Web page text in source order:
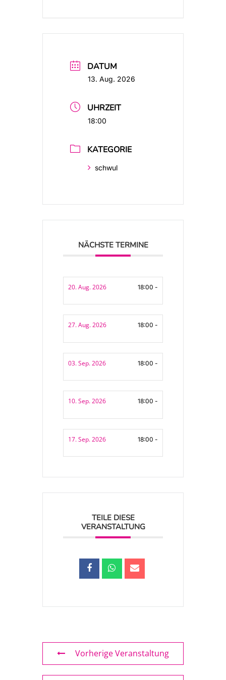
DATUM
13. Aug. 2026
UHRZEIT
18:00
KATEGORIE
schwul
NÄCHSTE TERMINE
20. Aug. 2026 18:00 -
27. Aug. 2026 18:00 -
03. Sep. 2026 18:00 -
10. Sep. 2026 18:00 -
17. Sep. 2026 18:00 -
TEILE DIESE
VERANSTALTUNG
Vorherige Veranstaltung